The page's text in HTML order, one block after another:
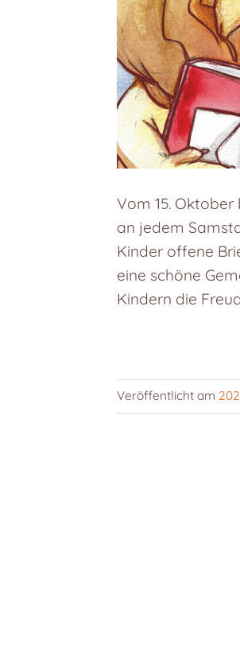
Vom 15. Oktober
an jedem
Kinder offene
eine schöne
Kindern die
Veröffentlicht am